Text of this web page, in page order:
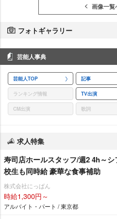
画像一覧
フォトギャラリー
芸能人事典
芸能人TOP 記事
ランキング情報 TV出演
CM出演 歌詞
求人特集
寿司店ホールスタッフ/週2 4h～
校生も同時給 豪華な食事補助
株式会社にっぱん
時給1,300円～
アルバイト・パート / 東京都